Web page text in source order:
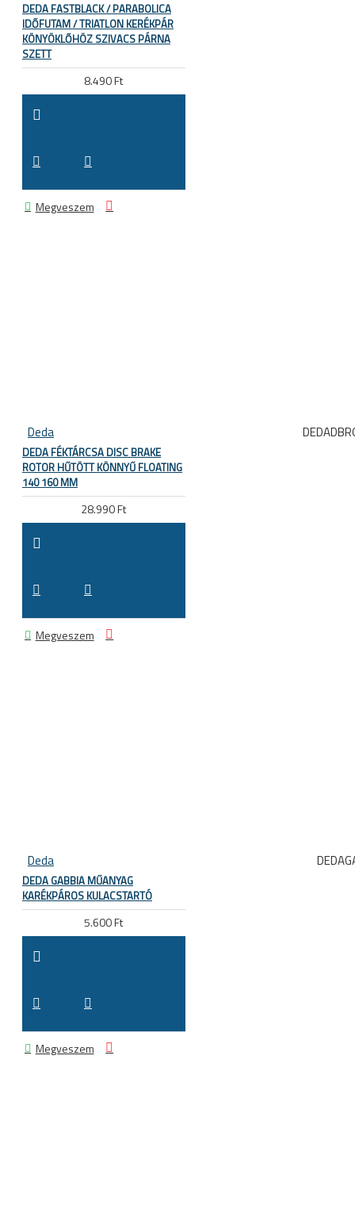
DEDA FASTBLACK / PARABOLICA
IDŐFUTAM / TRIATLON KERÉKPÁR
KÖNYÖKLŐHÖZ SZIVACS PÁRNA
SZETT
8.490 Ft
Megveszem
Deda
DEDA FÉKTÁRCSA DISC BRAKE
ROTOR HŰTÖTT KÖNNYŰ FLOATING
140 160 MM
28.990 Ft
Megveszem
Deda
DEDA GABBIA MŰANYAG
KARÉKPÁROS KULACSTARTÓ
5.600 Ft
Megveszem